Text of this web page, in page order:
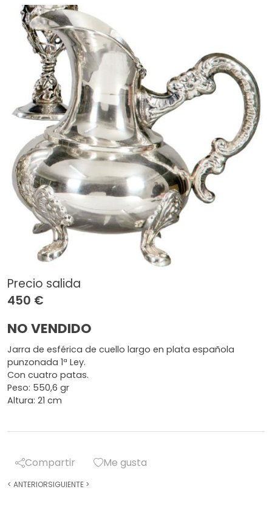
Precio salida
450 €
NO VENDIDO
Jarra de esférica de cuello largo en plata española
punzonada 1ª Ley.
Con cuatro patas.
Peso: 550,6 gr
Altura: 21 cm
Compartir Me gusta
< ANTERIORSIGUIENTE >